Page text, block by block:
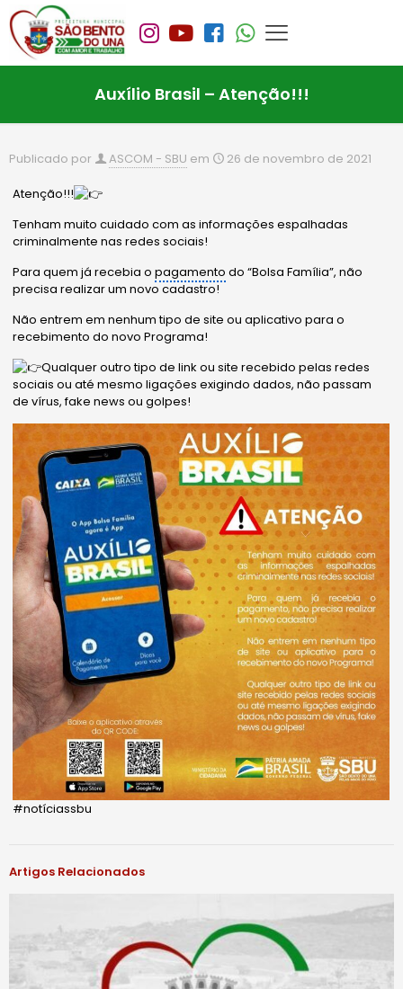
Auxílio Brasil – Atenção!!!
Publicado por ASCOM - SBU em 26 de novembro de 2021
Atenção!!!
Tenham muito cuidado com as informações espalhadas
criminalmente nas redes sociais!
Para quem já recebia opagamento do “Bolsa Família”, não
precisa realizar um novo cadastro!
Não entrem em nenhum tipo de site ou aplicativo para o
recebimento do novo Programa!
Qualquer outro tipo de link ou site recebido pelas redes
sociais ou até mesmo ligações exigindo dados, não passam
de vírus, fake news ou golpes!
#notíciassbu
Artigos Relacionados